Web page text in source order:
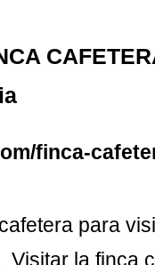
finca-
para
Visitar la finca